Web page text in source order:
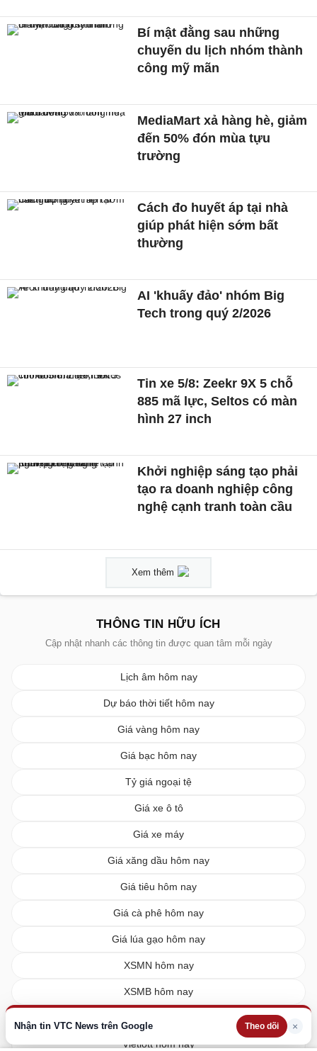
Nhận tin VTC News trên Google Theo dõi ×
Bí mật đằng sau những
chuyến du lịch nhóm thành
công mỹ mãn
MediaMart xả hàng hè, giảm
đến 50% đón mùa tựu
trường
Cách đo huyết áp tại nhà
giúp phát hiện sớm bất
thường
AI 'khuấy đảo' nhóm Big
Tech trong quý 2/2026
Tin xe 5/8: Zeekr 9X 5 chỗ
885 mã lực, Seltos có màn
hình 27 inch
Khởi nghiệp sáng tạo phải
tạo ra doanh nghiệp công
nghệ cạnh tranh toàn cầu
Xem thêm
THÔNG TIN HỮU ÍCH
Cập nhật nhanh các thông tin được quan tâm mỗi ngày
Lịch âm hôm nay
Dự báo thời tiết hôm nay
Giá vàng hôm nay
Giá bạc hôm nay
Tỷ giá ngoại tệ
Giá xe ô tô
Giá xe máy
Giá xăng dầu hôm nay
Giá tiêu hôm nay
Giá cà phê hôm nay
Giá lúa gạo hôm nay
XSMN hôm nay
XSMB hôm nay
Vietlott hôm nay